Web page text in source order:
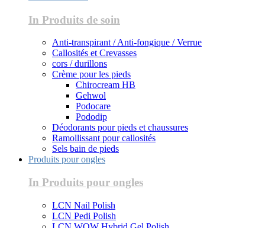
In Produits de soin
Anti-transpirant / Anti-fongique / Verrue
Callosités et Crevasses
cors / durillons
Crème pour les pieds
Chirocream HB
Gehwol
Podocare
Pododip
Déodorants pour pieds et chaussures
Ramollissant pour callosités
Sels bain de pieds
Produits pour ongles
In Produits pour ongles
LCN Nail Polish
LCN Pedi Polish